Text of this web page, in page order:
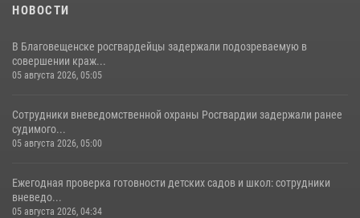
НОВОСТИ
В Благовещенске росгвардейцы задержали подозреваемую в
совершении краж...
05 августа 2026, 05:05
Сотрудники вневедомственной охраны Росгвардии задержали ранее
судимого...
05 августа 2026, 05:00
Ежегодная проверка готовности детских садов и школ: сотрудники
вневедо...
05 августа 2026, 04:34